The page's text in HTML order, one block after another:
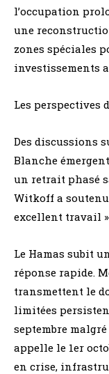
l’occupation
une
zones spéciales
investissements
Les perspectives
Des discussions
Blanche
un retrait phasé
Witkoff a
excellent travail
Le Hamas subit
réponse rapide.
transmettent le
limitées
septembre malgré
appelle le 1er
en crise,